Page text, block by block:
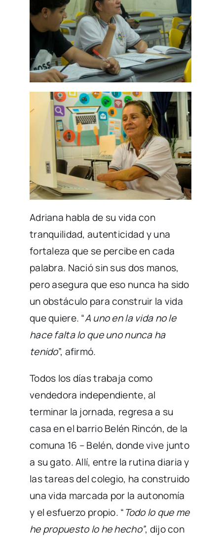
Adriana habla de su vida con
tranquilidad, autenticidad y una
fortaleza que se percibe en cada
palabra. Nació sin sus dos manos,
pero asegura que eso nunca ha sido
un obstáculo para construir la vida
que quiere. “A uno en la vida no le
hace falta lo que uno nunca ha
tenido”, afirmó.
Todos los días trabaja como
vendedora independiente, al
terminar la jornada, regresa a su
casa en el barrio Belén Rincón, de la
comuna 16 – Belén, donde vive junto
a su gato. Allí, entre la rutina diaria y
las tareas del colegio, ha construido
una vida marcada por la autonomía
y el esfuerzo propio. “Todo lo que me
he propuesto lo he hecho”, dijo con